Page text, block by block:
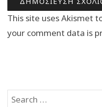
This site uses Akismet
your comment data is
Search